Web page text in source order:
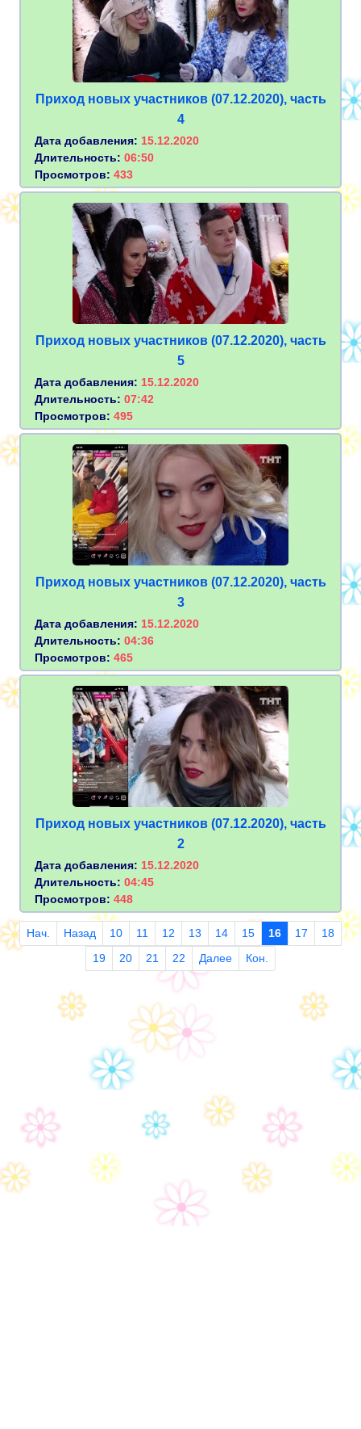
Приход новых участников (07.12.2020), часть
4
Дата добавления: 15.12.2020
Длительность: 06:50
Просмотров: 433
Приход новых участников (07.12.2020), часть
5
Дата добавления: 15.12.2020
Длительность: 07:42
Просмотров: 495
Приход новых участников (07.12.2020), часть
3
Дата добавления: 15.12.2020
Длительность: 04:36
Просмотров: 465
Приход новых участников (07.12.2020), часть
2
Дата добавления: 15.12.2020
Длительность: 04:45
Просмотров: 448
Нач. Назад 10 11 12 13 14 15 16 17
18
19
20 21 22 Далее Кон.